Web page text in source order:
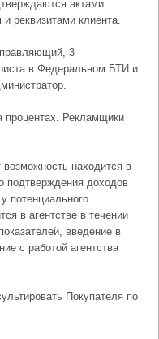
актами
реквизитами клиента.
3
в Федеральном БТИ и
процентах. Рекламщики
находится в
подтверждения доходов
потенциального
в агентстве в течении
введение в
с работой агентства
Покупателя по